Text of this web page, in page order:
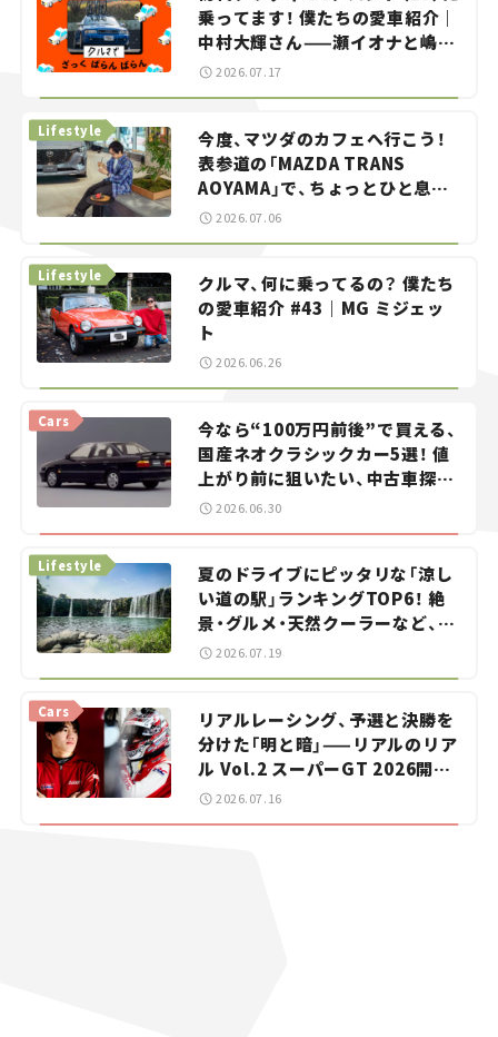
乗ってます！ 僕たちの愛車紹介｜
中村大輝さん——瀬イオナと嶋田
智之の「クルマでざっくばらんば
2026.07.17
今度、マツダのカフェへ行こう！
表参道の「MAZDA TRANS
AOYAMA」で、ちょっとひと息。
——連載｜CCGとクルマでどうす
Lifestyle
2026.07.06
クルマ、何に乗ってるの？ 僕たち
の愛車紹介 #43｜MG ミジェッ
ト
Lifestyle
2026.06.26
今なら“100万円前後”で買える、
国産ネオクラシックカー5選！ 値
上がり前に狙いたい、中古車探し
をお手伝い――ちょっとイケてるマ
Cars
2026.06.30
夏のドライブにピッタリな「涼し
い道の駅」ランキングTOP6！ 絶
景・グルメ・天然クーラーなど、避
暑におすすめのスポットを紹介
Lifestyle
2026.07.19
リアルレーシング、予選と決勝を
分けた「明と暗」——リアルのリア
ル Vol.2 スーパーGT 2026開幕
戦 岡山国際サーキット
Cars
2026.07.16